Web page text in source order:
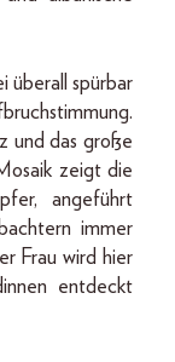
überall spürbar
und das große
zeigt die
angeführt
immer
Frau wird hier
entdeckt